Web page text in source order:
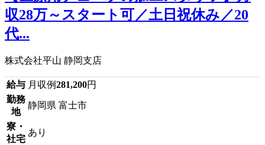
収28万～スタート可／土日祝休み／20
代...
株式会社平山 静岡支店
給与 月収例281,200円
勤務
地
静岡県 富士市
寮・
社宅
あり